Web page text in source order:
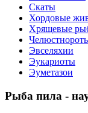
Скаты
Хордовые
Хрящевые
Эвселяхии
Эукариоты
Эуметазои
Рыба пила -